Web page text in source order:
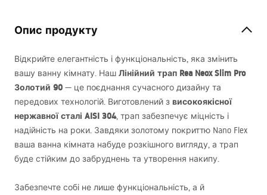
Опис продукту
Відкрийте елегантність і функціональність, яка змінить
вашу ванну кімнату. Наш Лінійний трап Rea Neox Slim Pro
Золотий 90 — це поєднання сучасного дизайну та
передових технологій. Виготовлений з високоякісної
нержавної сталі AISI 304, трап забезпечує міцність і
надійність на роки. Завдяки золотому покриттю Nano Flex
ваша ванна кімната набуде розкішного вигляду, а трап
буде стійким до забруднень та утворення накипу.
Забезпечте собі не лише функціональність, а й